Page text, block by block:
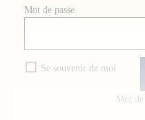
Mot de passe
Se souvenir de moi
Mot